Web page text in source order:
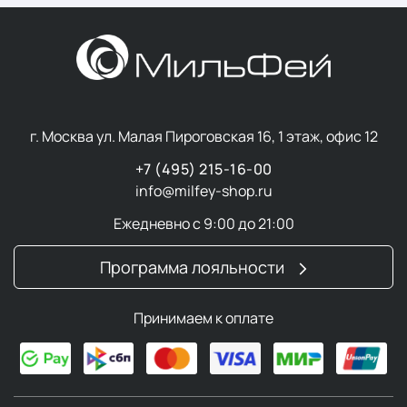
Шаг 1. Очищение
очищение должно быть вашим главным приоритетом.
Утром очищение необходимо для удаления
загрязнений и омертвевших клеток кожи, которые
утром, чтобы удалить остатки средств для ухода за
кожей, которые вы использовали накануне вечером!
Обычно используют более плотные увлажняющие
утренним уходом.
Вечером очищение удаляет макияж и загрязнения,
которые скопились на коже в течение дня. Если вы
пренебрегаете этим этапом, ваша кожа может
г. Москва ул. Малая Пироговская 16, 1 этаж, офис 12
+7 (495) 215-16-00
info@milfey-shop.ru
Ежедневно с 9:00 до 21:00
Программа лояльности
Принимаем к оплате